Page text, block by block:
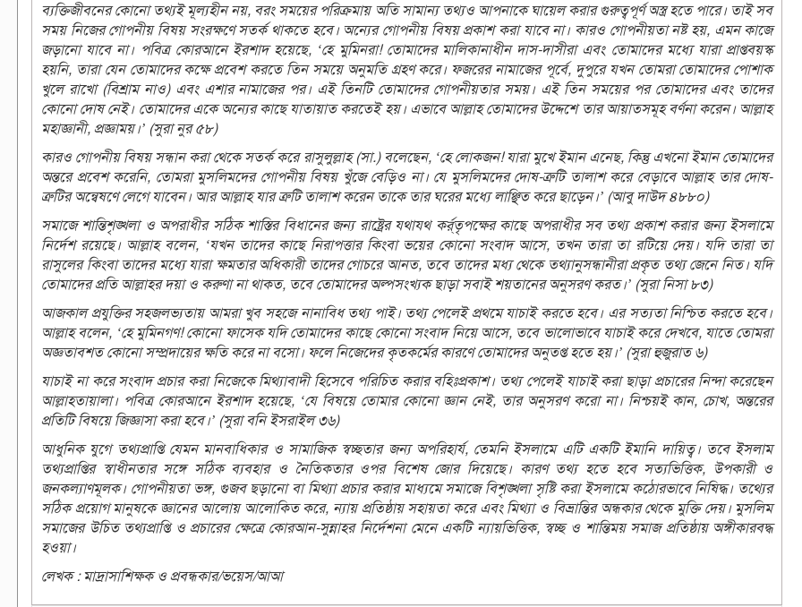
ব্যক্তিজীবনের কোনো তথ্যই মূল্যহীন নয়, বরং সময়ের পরিক্রমায় অতি সামান্য তথ্যও আপনাকে ঘায়েল করার গুরুত্বপূর্ণ অস্ত্র হতে পারে। তাই সব
সময় নিজের গোপনীয় বিষয় সংরক্ষণে সতর্ক থাকতে হবে। অন্যের গোপনীয় বিষয় প্রকাশ করা যাবে না। কারও গোপনীয়তা নষ্ট হয়, এমন কাজে
জড়ানো যাবে না। পবিত্র কোরআনে ইরশাদ হয়েছে, ‘হে মুমিনরা! তোমাদের মালিকানাধীন দাস-দাসীরা এবং তোমাদের মধ্যে যারা প্রাপ্তবয়স্ক
হয়নি, তারা যেন তোমাদের কক্ষে প্রবেশ করতে তিন সময়ে অনুমতি গ্রহণ করে। ফজরের নামাজের পূর্বে, দুপুরে যখন তোমরা তোমাদের পোশাক
খুলে রাখো (বিশ্রাম নাও) এবং এশার নামাজের পর। এই তিনটি তোমাদের গোপনীয়তার সময়। এই তিন সময়ের পর তোমাদের এবং তাদের
কোনো দোষ নেই। তোমাদের একে অন্যের কাছে যাতায়াত করতেই হয়। এভাবে আল্লাহ তোমাদের উদ্দেশে তার আয়াতসমূহ বর্ণনা করেন। আল্লাহ
মহাজ্ঞানী, প্রজ্ঞাময়।’ (সুরা নুর ৫৮)
কারও গোপনীয় বিষয় সন্ধান করা থেকে সতর্ক করে রাসুলুল্লাহ (সা.) বলেছেন, ‘হে লোকজন! যারা মুখে ইমান এনেছ, কিন্তু এখনো ইমান তোমাদের
অন্তরে প্রবেশ করেনি, তোমরা মুসলিমদের গোপনীয় বিষয় খুঁজে বেড়িও না। যে মুসলিমদের দোষ-ত্রুটি তালাশ করে বেড়াবে আল্লাহ তার দোষ-
ত্রুটির অন্বেষণে লেগে যাবেন। আর আল্লাহ যার ত্রুটি তালাশ করেন তাকে তার ঘরের মধ্যে লাঞ্ছিত করে ছাড়েন।’ (আবু দাউদ ৪৮৮০)
সমাজে শান্তিশৃঙ্খলা ও অপরাধীর সঠিক শাস্তির বিধানের জন্য রাষ্ট্রের যথাযথ কর্র্তৃপক্ষের কাছে অপরাধীর সব তথ্য প্রকাশ করার জন্য ইসলামে
নির্দেশ রয়েছে। আল্লাহ বলেন, ‘যখন তাদের কাছে নিরাপত্তার কিংবা ভয়ের কোনো সংবাদ আসে, তখন তারা তা রটিয়ে দেয়। যদি তারা তা
রাসুলের কিংবা তাদের মধ্যে যারা ক্ষমতার অধিকারী তাদের গোচরে আনত, তবে তাদের মধ্য থেকে তথ্যানুসন্ধানীরা প্রকৃত তথ্য জেনে নিত। যদি
তোমাদের প্রতি আল্লাহর দয়া ও করুণা না থাকত, তবে তোমাদের অল্পসংখ্যক ছাড়া সবাই শয়তানের অনুসরণ করত।’ (সুরা নিসা ৮৩)
আজকাল প্রযুক্তির সহজলভ্যতায় আমরা খুব সহজে নানাবিধ তথ্য পাই। তথ্য পেলেই প্রথমে যাচাই করতে হবে। এর সত্যতা নিশ্চিত করতে হবে।
আল্লাহ বলেন, ‘হে মুমিনগণ! কোনো ফাসেক যদি তোমাদের কাছে কোনো সংবাদ নিয়ে আসে, তবে ভালোভাবে যাচাই করে দেখবে, যাতে তোমরা
অজ্ঞতাবশত কোনো সম্প্রদায়ের ক্ষতি করে না বসো। ফলে নিজেদের কৃতকর্মের কারণে তোমাদের অনুতপ্ত হতে হয়।’ (সুরা হুজুরাত ৬)
যাচাই না করে সংবাদ প্রচার করা নিজেকে মিথ্যাবাদী হিসেবে পরিচিত করার বহিঃপ্রকাশ। তথ্য পেলেই যাচাই করা ছাড়া প্রচারের নিন্দা করেছেন
আল্লাহতায়ালা। পবিত্র কোরআনে ইরশাদ হয়েছে, ‘যে বিষয়ে তোমার কোনো জ্ঞান নেই, তার অনুসরণ করো না। নিশ্চয়ই কান, চোখ, অন্তরের
প্রতিটি বিষয়ে জিজ্ঞাসা করা হবে।’ (সুরা বনি ইসরাইল ৩৬)
আধুনিক যুগে তথ্যপ্রাপ্তি যেমন মানবাধিকার ও সামাজিক স্বচ্ছতার জন্য অপরিহার্য, তেমনি ইসলামে এটি একটি ইমানি দায়িত্ব। তবে ইসলাম
তথ্যপ্রাপ্তির স্বাধীনতার সঙ্গে সঠিক ব্যবহার ও নৈতিকতার ওপর বিশেষ জোর দিয়েছে। কারণ তথ্য হতে হবে সত্যভিত্তিক, উপকারী ও
জনকল্যাণমূলক। গোপনীয়তা ভঙ্গ, গুজব ছড়ানো বা মিথ্যা প্রচার করার মাধ্যমে সমাজে বিশৃঙ্খলা সৃষ্টি করা ইসলামে কঠোরভাবে নিষিদ্ধ। তথ্যের
সঠিক প্রয়োগ মানুষকে জ্ঞানের আলোয় আলোকিত করে, ন্যায় প্রতিষ্ঠায় সহায়তা করে এবং মিথ্যা ও বিভ্রান্তির অন্ধকার থেকে মুক্তি দেয়। মুসলিম
সমাজের উচিত তথ্যপ্রাপ্তি ও প্রচারের ক্ষেত্রে কোরআন-সুন্নাহর নির্দেশনা মেনে একটি ন্যায়ভিত্তিক, স্বচ্ছ ও শান্তিময় সমাজ প্রতিষ্ঠায় অঙ্গীকারবদ্ধ
হওয়া।
লেখক : মাদ্রাসাশিক্ষক ও প্রবন্ধকার/ভয়েস/আআ